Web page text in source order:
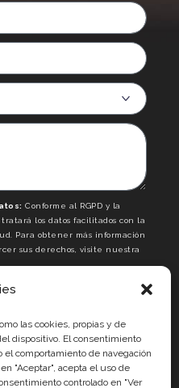
las cookies, propias y de
dispositivo. El consentimiento
el comportamiento de navegación
"Aceptar", acepta el uso de
controlado en "Ver
Conforme al RGPD y la
tratará los datos facilitados con la
Para obtener más información
sus derechos, visite nuestra
Asociación Fútbol Más